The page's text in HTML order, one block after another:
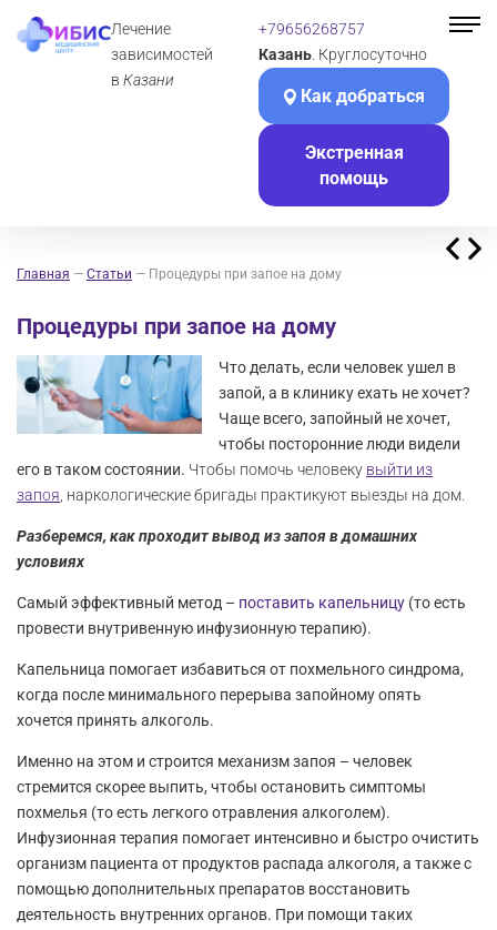
Лечение
зависимостей
в Казани
+79656268757
Казань . Круглосуточно
Как добраться
Экстренная
помощь
Главная — Статьи — Процедуры при запое на дому
Процедуры при запое на дому
Что делать, если человек ушел в
запой, а в клинику ехать не хочет?
Чаще всего, запойный не хочет,
чтобы посторонние люди видели
его в таком состоянии. Чтобы помочь человеку выйти из
запоя , наркологические бригады практикуют выезды на дом.
Разберемся, как проходит вывод из запоя в домашних
условиях
Самый эффективный метод – поставить капельницу (то есть
провести внутривенную инфузионную терапию).
Капельница помогает избавиться от похмельного синдрома,
когда после минимального перерыва запойному опять
хочется принять алкоголь.
Именно на этом и строится механизм запоя – человек
стремится скорее выпить, чтобы остановить симптомы
похмелья (то есть легкого отравления алкоголем).
Инфузионная терапия помогает интенсивно и быстро очистить
организм пациента от продуктов распада алкоголя, а также с
помощью дополнительных препаратов восстановить
деятельность внутренних органов. При помощи таких